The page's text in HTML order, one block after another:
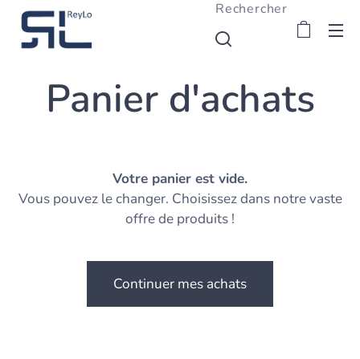
Rechercher
Panier d'achats
Votre panier est vide.
Vous pouvez le changer. Choisissez dans notre vaste
offre de produits !
Continuer mes achats